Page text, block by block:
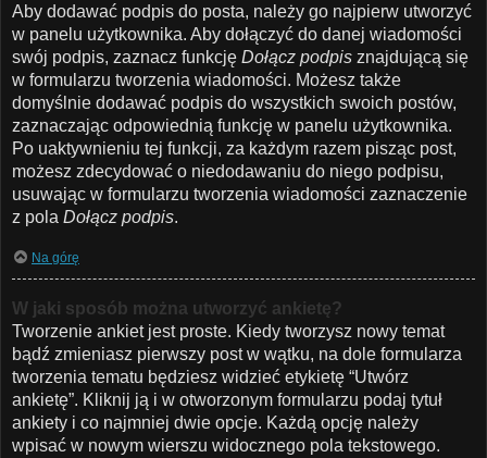
Aby dodawać podpis do posta, należy go najpierw utworzyć
w panelu użytkownika. Aby dołączyć do danej wiadomości
swój podpis, zaznacz funkcję Dołącz podpis znajdującą się
w formularzu tworzenia wiadomości. Możesz także
domyślnie dodawać podpis do wszystkich swoich postów,
zaznaczając odpowiednią funkcję w panelu użytkownika.
Po uaktywnieniu tej funkcji, za każdym razem pisząc post,
możesz zdecydować o niedodawaniu do niego podpisu,
usuwając w formularzu tworzenia wiadomości zaznaczenie
z pola Dołącz podpis.
Na górę
W jaki sposób można utworzyć ankietę?
Tworzenie ankiet jest proste. Kiedy tworzysz nowy temat
bądź zmieniasz pierwszy post w wątku, na dole formularza
tworzenia tematu będziesz widzieć etykietę “Utwórz
ankietę”. Kliknij ją i w otworzonym formularzu podaj tytuł
ankiety i co najmniej dwie opcje. Każdą opcję należy
wpisać w nowym wierszu widocznego pola tekstowego.